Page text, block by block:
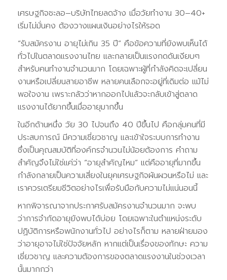
เศรษฐกิจชะลอ–บริษัทไทยลดจ้าง เมื่อวัยทำงาน 30–40+
เริ่มไม่มั่นคง ต้องวางแผนเงินอย่างไรให้รอด
“รับสมัครงาน อายุไม่เกิน 35 ปี” คือข้อความที่ยังพบเห็นได้
ทั่วไปในตลาดแรงงานไทย และกลายเป็นแรงกดดันเงียบๆ
สำหรับคนทำงานจำนวนมาก โดยเฉพาะผู้ที่กำลังคิดจะเปลี่ยน
งานหรือเปลี่ยนสายอาชีพ หลายคนเลือกจะอยู่ที่เดิมต่อ แม้ไม่
พอใจงาน เพราะกลัวว่าหากออกไปแล้วจะกลับเข้าสู่ตลาด
แรงงานได้ยากขึ้นเมื่ออายุมากขึ้น
ในอีกด้านหนึ่ง วัย 30 ไปจนถึง 40 ปีขึ้นไป คือกลุ่มคนที่มี
ประสบการณ์ มีความเชี่ยวชาญ และเข้าใจระบบการทำงาน
ซึ่งเป็นคุณสมบัติที่องค์กรจำนวนไม่น้อยต้องการ คำถาม
สำคัญจึงไม่ใช่แค่ว่า “อายุสำคัญไหม” แต่คืออายุที่มากขึ้น
กำลังกลายเป็นความเสี่ยงในยุคเศรษฐกิจผันผวนหรือไม่ และ
เราควรเตรียมชีวิตอย่างไรเพื่อรับมือกับความไม่แน่นอนนี้
หากพิจารณาจากประกาศรับสมัครงานจำนวนมาก จะพบ
ว่าการจำกัดอายุยังพบได้บ่อย โดยเฉพาะในตำแหน่งระดับ
ปฏิบัติการหรือพนักงานทั่วไป อย่างไรก็ตาม หลายฝ่ายมอง
ว่าอายุอาจไม่ใช่ปัจจัยหลัก หากแต่เป็นเรื่องของทักษะ ความ
เชี่ยวชาญ และความต้องการของตลาดแรงงานในช่วงเวลา
นั้นมากกว่า